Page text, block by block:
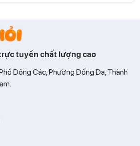
phương pháp học hiệu quả giúp con
tự tin hơn.
tuyến chất lượng cao
Đông Các, Phường Đống Đa, Thành